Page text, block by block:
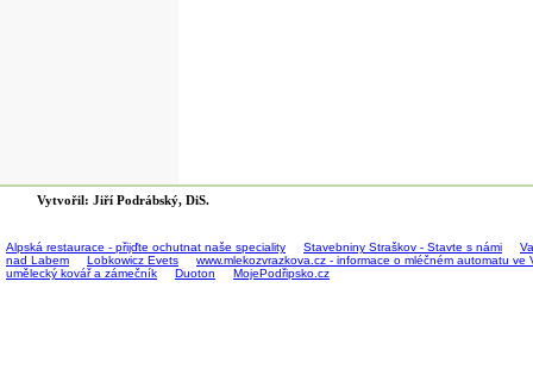
Vytvořil: Jiří Podrábský, DiS.
Alpská restaurace - přijďte ochutnat naše speciality Stavebniny Straškov - Stavte s námi
nad Labem
Lobkowicz Evets
www.mlekozvrazkova.cz - informace o mléčném automatu
umělecký kovář a zámečník
Duoton MojePodřipsko.cz